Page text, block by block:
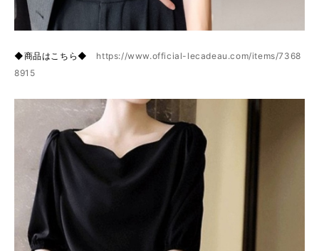
◆商品はこちら◆ https://www.official-lecadeau.com/items/7368
8915